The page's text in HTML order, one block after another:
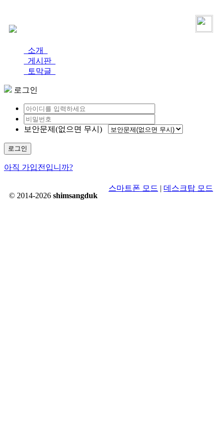
소개
게시판
토막글
로그인
보안문제(없으면 무시)
로그인
아직 가입전입니까?
© 2014-2026 shimsangduk
스마트폰 모드 | 데스크탑 모드